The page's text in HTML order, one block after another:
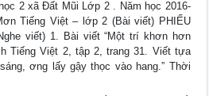
2 xã Đất Mũi Lớp 2 . Năm học 2016-
Tiếng Việt – lớp 2 (Bài viết) PHIẾU
viết) 1. Bài viết “Một trí khơn hơn
Tiếng Việt 2, tập 2, trang 31. Viết tựa
ơng lấy gậy thọc vào hang.” Thời